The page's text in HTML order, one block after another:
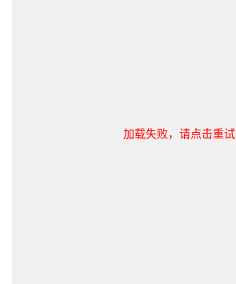
加载失败，请点击重试